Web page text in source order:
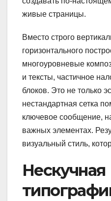
живые страницы.
Вместо строго
горизонтального
многоуровневые
и тексты, частичное
блоков. Это не только
нестандартная сетка
ключевое сообщение,
важных элементах.
визуальный стиль,
Нескучная